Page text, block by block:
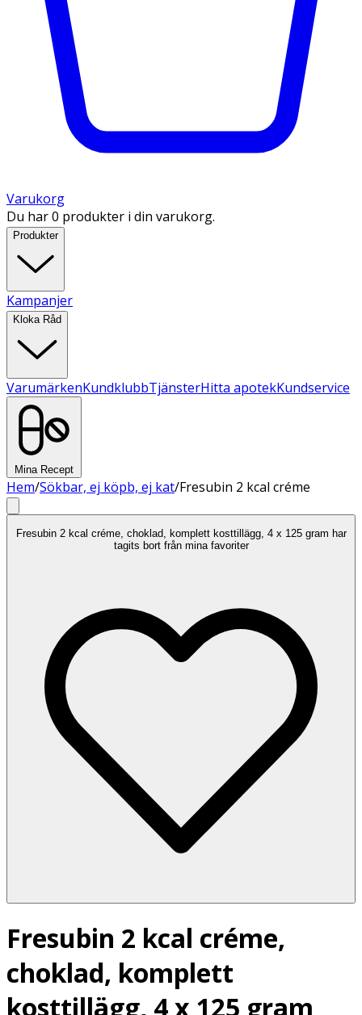
Varukorg
Du har 0 produkter i din varukorg.
Produkter
Kampanjer
Kloka Råd
VarumärkenKundklubbTjänsterHitta apotekKundservice
Mina Recept
Hem/Sökbar, ej köpb, ej kat/Fresubin 2 kcal créme
Fresubin 2 kcal créme, choklad, komplett kosttillägg, 4 x 125 gram har
tagits bort från mina favoriter
Fresubin 2 kcal créme,
choklad, komplett
kosttillägg, 4 x 125 gram